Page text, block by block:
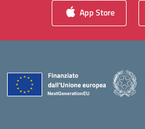
App Store